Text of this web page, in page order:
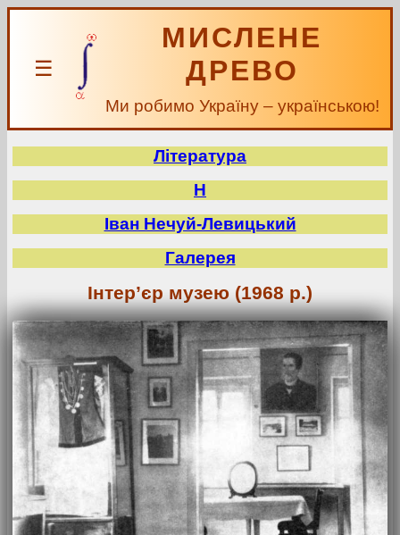
☰
МИСЛЕНЕ
ДРЕВО
Ми робимо Україну – українською!
Література
Н
Іван Нечуй-Левицький
Галерея
Інтер’єр музею (1968 р.)